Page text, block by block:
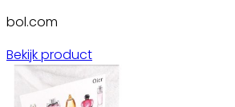
bol.com
Bekijk product